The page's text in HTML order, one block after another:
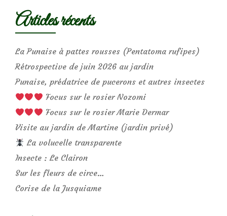
Articles récents
La Punaise à pattes rousses (Pentatoma rufipes)
Rétrospective de juin 2026 au jardin
Punaise, prédatrice de pucerons et autres insectes
Focus sur le rosier Nozomi
Focus sur le rosier Marie Dermar
Visite au jardin de Martine (jardin privé)
La volucelle transparente
Insecte : Le Clairon
Sur les fleurs de circe…
Corise de la Jusquiame